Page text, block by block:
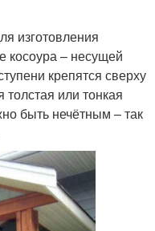
изготовления
косоура – несущей
крепятся сверху
толстая или тонкая
быть нечётным – так